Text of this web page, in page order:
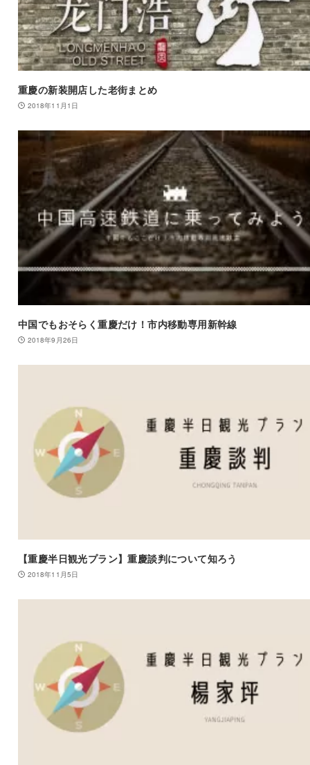
重慶の新装開店した老街まとめ
2018年11月1日
中国でもおそらく重慶だけ！市内移動専用新幹線
2018年9月26日
【重慶半日観光プラン】重慶談判について知ろう
2018年11月5日